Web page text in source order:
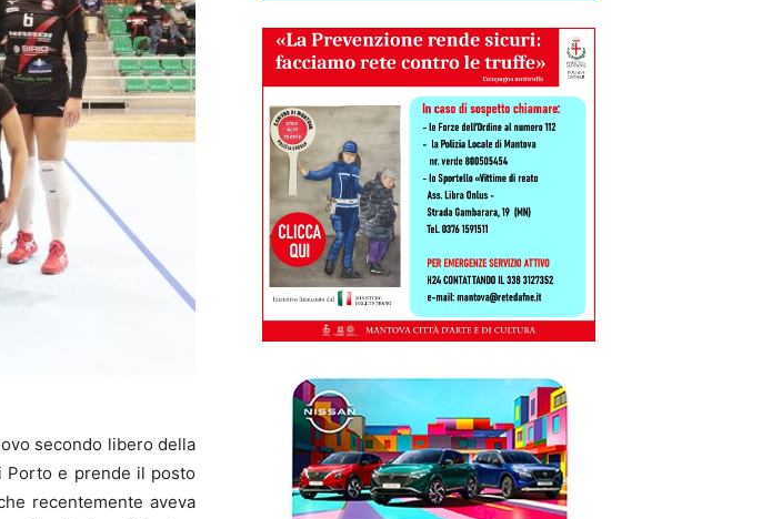
secondo libero della
Porto e prende il posto
recentemente aveva